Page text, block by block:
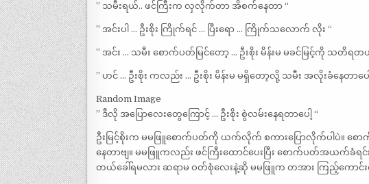
” သမီးရယ်.. ဖင်ကြီးက လှလိုက်တာ အိစက်နေတာ “
” အင်းပါ … ဦးစိုး ကြိုက်ရင် … ပြီးရော … ကြိုက်သလောက် လိုး “
” အင်း … သမီး စောက်ပတ်မြင်တော့ … ဦးစိုး မိန်းမ မခင်မြင့်ကို သတိရ
” ဟင် … ဦးစိုး ကလည်း … ဦးစိုး မိန်းမ မရှိတော့လို့ သမီး အလိုးခံနေတာပေ
Random Image
” ဒီလို အပြောလေးတွေကြောင့် … ဦးစိုး စွဲလမ်းနေရတာပေါ့ “
ဦးမြင့်စိုးက မမဖြူစောက်ပတ်ကို ယက်လိုက် စကားပြောလိုက်ပါပဲ။ စေ
နေတာဗျ။ မမဖြူကလည်း ဖင်ကြီးထောင်ပေးပြီး စောက်ပတ်အယက်ခံ
တယ်ခေါ်ရမလား ဆရာမ ဝတ်စုံလေးနဲ့ဆို မမဖြူက တအား ကြည့်ကောင်း